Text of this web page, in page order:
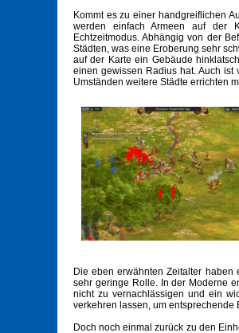
Kommt es zu einer handgreiflichen
werden einfach Armeen auf der
Echtzeitmodus. Abhängig von der
Städten, was eine Eroberung sehr
auf der Karte ein Gebäude
einen gewissen Radius hat. Auch
Umständen weitere Städte errichten
Die eben erwähnten Zeitalter
sehr geringe Rolle. In der Moderne
nicht zu vernachlässigen und ein
verkehren lassen, um entsprechende
Doch noch einmal zurück zu den